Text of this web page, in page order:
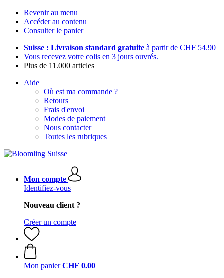
Revenir au menu
Accéder au contenu
Consulter le panier
Suisse : Livraison standard gratuite à partir de CHF 54.90
Vous recevez votre colis en 3 jours ouvrés.
Plus de 11.000 articles
Aide
Où est ma commande ?
Retours
Frais d'envoi
Modes de paiement
Nous contacter
Toutes les rubriques
Mon compte
Identifiez-vous
Nouveau client ?
Créer un compte
Mon panier CHF 0.00